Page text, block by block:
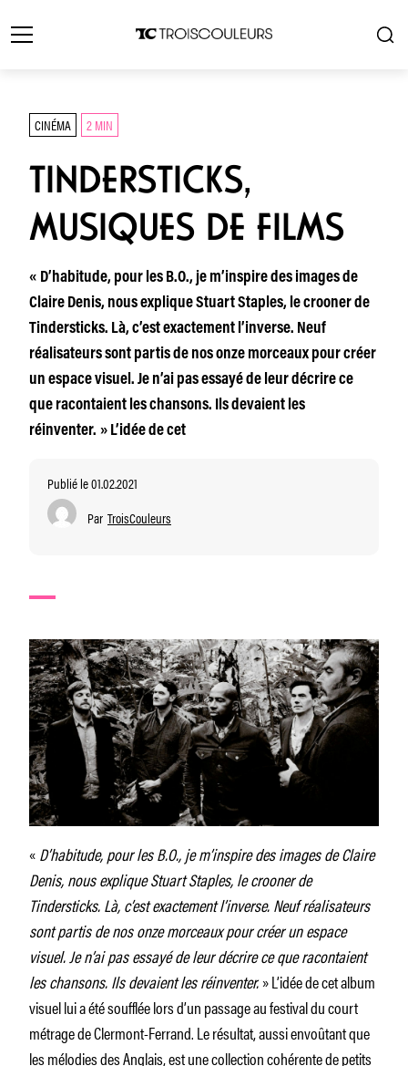
CINÉMA 2 MIN
TINDERSTICKS,
MUSIQUES DE FILMS
« D’habitude, pour les B.O., je m’inspire des images de
Claire Denis, nous explique Stuart Staples, le crooner de
Tindersticks. Là, c’est exactement l’inverse. Neuf
réalisateurs sont partis de nos onze morceaux pour créer
un espace visuel. Je n’ai pas essayé de leur décrire ce
que racontaient les chansons. Ils devaient les
réinventer. » L’idée de cet
Publié le 01.02.2021
Par TroisCouleurs
«D’habitude, pour les B.O., je m’inspire des images de Claire
Denis, nous explique Stuart Staples, le crooner de
Tindersticks. Là, c’est exactement l’inverse. Neuf réalisateurs
sont partis de nos onze morceaux pour créer un espace
visuel. Je n’ai pas essayé de leur décrire ce que racontaient
les chansons. Ils devaient les réinventer.» L’idée de cet album
visuel lui a été soufflée lors d’un passage au festival du court
métrage de Clermont-Ferrand. Le résultat, aussi envoûtant que
les mélodies des Anglais, est une collection cohérente de petits